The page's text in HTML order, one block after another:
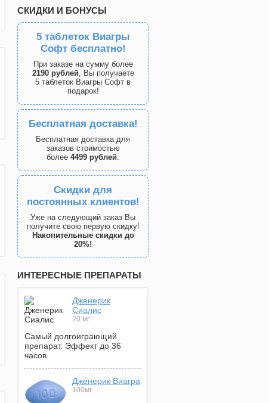
СКИДКИ И БОНУСЫ
5 таблеток Виагры
Софт бесплатно!
При заказе на сумму более
2190 рублей, Вы получаете
5 таблеток Виагры Софт в
подарок!
Бесплатная доставка!
Бесплатная доставка для
заказов стоимостью
более 4499 рублей.
Скидки для
постоянных клиентов!
Уже на следующий заказ Вы
получите свою первую скидку!
Накопительные скидки до
20%!
ИНТЕРЕСНЫЕ ПРЕПАРАТЫ
Дженерик
Сиалис
20 мг
Самый долгоиграющий
препарат. Эффект до 36
часов.
Дженерик Виагра
100мг